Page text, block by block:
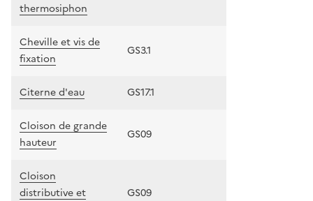
thermosiphon
Cheville et vis de
fixation
GS3.1
Citerne d'eau GS17.1
Cloison de grande
hauteur
GS09
Cloison
distributive et
GS09